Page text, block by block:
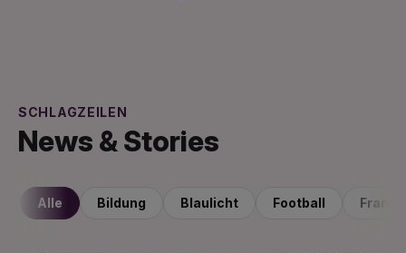
SCHLAGZEILEN
News & Stories
Alle Bildung Blaulicht Football